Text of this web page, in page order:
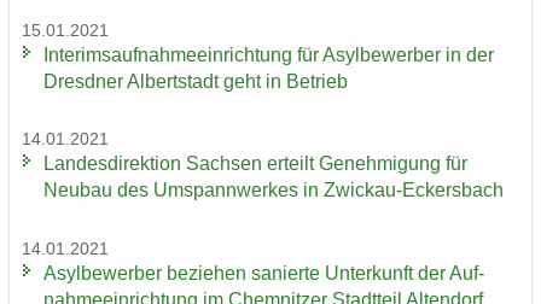
15.01.2021
In­te­rims­auf­nah­me­ein­rich­tung für Asyl­be­wer­ber in der
Dresd­ner Al­bert­stadt geht in Be­trieb
14.01.2021
Lan­des­di­rek­ti­on Sach­sen er­teilt Ge­neh­mi­gung für
Neu­bau des Um­spann­wer­kes in Zwickau-​Eckersbach
14.01.2021
Asyl­be­wer­ber be­zie­hen sa­nier­te Un­ter­kunft der Auf­
nah­me­ein­rich­tung im Chem­nit­zer Stadt­teil Al­ten­dorf